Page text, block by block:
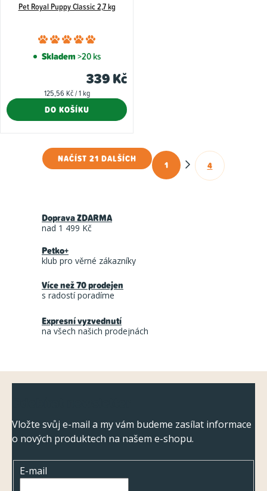
Pet Royal Puppy Classic 2,7 kg
Průměrné
hodnocení
je
5,0
Skladem>20 ks
339 Kč
Měrná
125,56 Kč / 1 kg
DO KOŠÍKU
O
a
c
r
v
y
v
p
i
s
NAČÍST 21 DALŠÍCH
S
1 4
Doprava ZDARMA
nad 1 499 Kč
Petko+
klub pro věrné zákazníky
Více než 70 prodejen
s radostí poradíme
Expresní vyzvednutí
na všech našich prodejnách
Vložte svůj e-mail a my vám budeme zasílat informace
o nových produktech na našem e-shopu.
E-mail